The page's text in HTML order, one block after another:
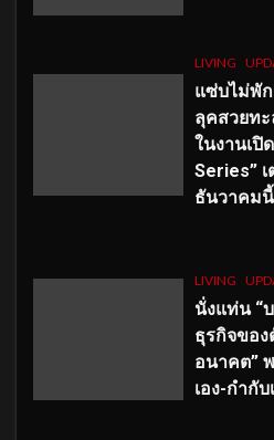
LIVING
แซ่บไม่พัก
ลุคสวยทะ
ในงานเปิ
Series”
ธันวาคมนี้
LIVING
นั่งแท่น “
ธุรกิจของ
อนาคต”
เอง-กำกั